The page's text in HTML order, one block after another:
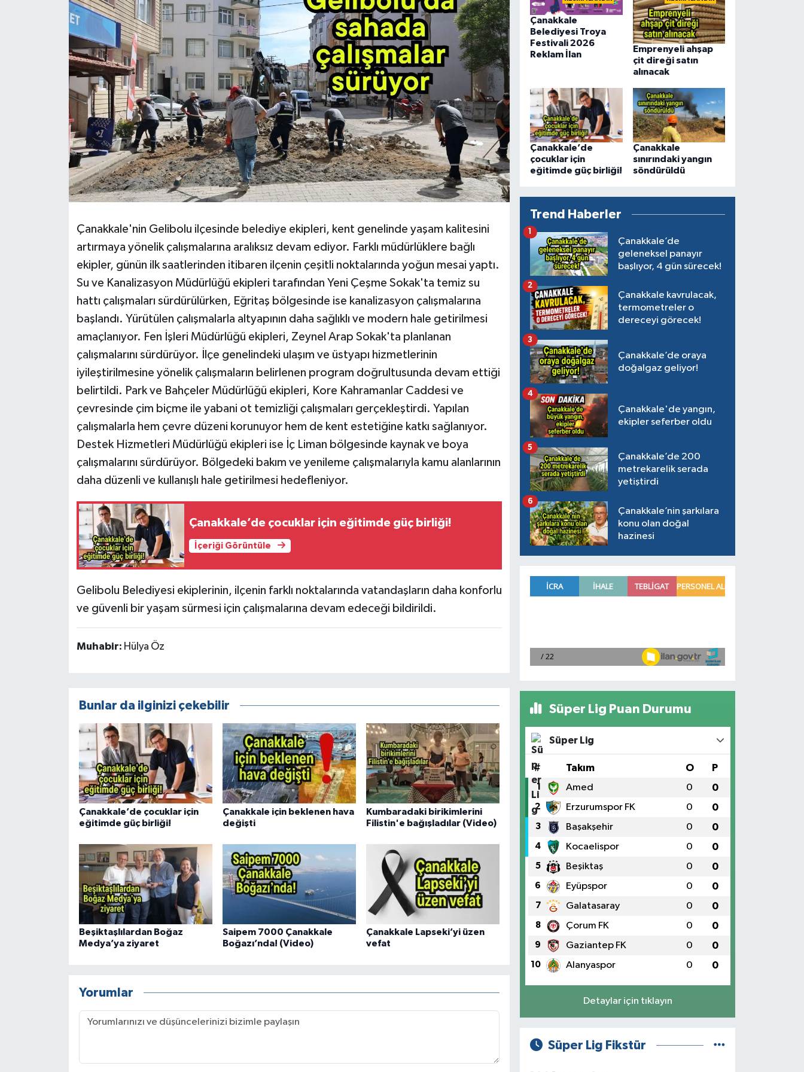
Çanakkale'nin Gelibolu ilçesinde belediye ekipleri, kent genelinde yaşam kalitesini
artırmaya yönelik çalışmalarına aralıksız devam ediyor. Farklı müdürlüklere bağlı
ekipler, günün ilk saatlerinden itibaren ilçenin çeşitli noktalarında yoğun mesai yaptı.
Su ve Kanalizasyon Müdürlüğü ekipleri tarafından Yeni Çeşme Sokak'ta temiz su
hattı çalışmaları sürdürülürken, Eğritaş bölgesinde ise kanalizasyon çalışmalarına
başlandı. Yürütülen çalışmalarla altyapının daha sağlıklı ve modern hale getirilmesi
amaçlanıyor. Fen İşleri Müdürlüğü ekipleri, Zeynel Arap Sokak'ta planlanan
çalışmalarını sürdürüyor. İlçe genelindeki ulaşım ve üstyapı hizmetlerinin
iyileştirilmesine yönelik çalışmaların belirlenen program doğrultusunda devam ettiği
belirtildi. Park ve Bahçeler Müdürlüğü ekipleri, Kore Kahramanlar Caddesi ve
çevresinde çim biçme ile yabani ot temizliği çalışmaları gerçekleştirdi. Yapılan
çalışmalarla hem çevre düzeni korunuyor hem de kent estetiğine katkı sağlanıyor.
Destek Hizmetleri Müdürlüğü ekipleri ise İç Liman bölgesinde kaynak ve boya
çalışmalarını sürdürüyor. Bölgedeki bakım ve yenileme çalışmalarıyla kamu alanlarının
daha düzenli ve kullanışlı hale getirilmesi hedefleniyor.
Çanakkale’de çocuklar için eğitimde güç birliği!
İçeriği Görüntüle
Gelibolu Belediyesi ekiplerinin, ilçenin farklı noktalarında vatandaşların daha konforlu
ve güvenli bir yaşam sürmesi için çalışmalarına devam edeceği bildirildi.
Muhabir: Hülya Öz
Bunlar da ilginizi çekebilir
Çanakkale’de çocuklar için
eğitimde güç birliği!
Çanakkale için beklenen hava
değişti
Kumbaradaki birikimlerini
Filistin'e bağışladılar (Video)
Beşiktaşlılardan Boğaz
Medya’ya ziyaret
Saipem 7000 Çanakkale
Boğazı’nda! (Video)
Çanakkale Lapseki’yi üzen
vefat
Yorumlar
Çanakkale
Belediyesi Troya
Festivali 2026
Reklam İlan
Emprenyeli ahşap
çit direği satın
alınacak
Çanakkale’de
çocuklar için
eğitimde güç birliği!
Çanakkale
sınırındaki yangın
söndürüldü
Trend Haberler
Çanakkale’de
geleneksel panayır
başlıyor, 4 gün sürecek!
1
Çanakkale kavrulacak,
termometreler o
dereceyi görecek!
2
Çanakkale’de oraya
doğalgaz geliyor!
3
Çanakkale'de yangın,
ekipler seferber oldu
4
Çanakkale’de 200
metrekarelik serada
yetiştirdi
5
Çanakkale’nin şarkılara
konu olan doğal
hazinesi
6
Süper Lig Puan Durumu
Süper Lig
# Takım O P
1 Amed 0 0
2 Erzurumspor FK 0 0
3 Başakşehir 0 0
4 Kocaelispor 0 0
5 Beşiktaş 0 0
6 Eyüpspor 0 0
7 Galatasaray 0 0
8 Çorum FK 0 0
9 Gaziantep FK 0 0
10 Alanyaspor 0 0
Detaylar için tıklayın
Süper Lig Fikstür